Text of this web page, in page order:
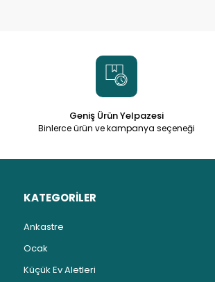
Geniş Ürün Yelpazesi
Binlerce ürün ve kampanya seçeneği
KATEGORİLER
Ankastre
Ocak
Küçük Ev Aletleri